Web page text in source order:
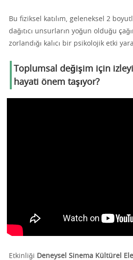
Bu fiziksel katılım, geleneksel 2
dağıtıcı unsurların yoğun olduğu
zorlandığı kalıcı bir psikolojik etki
Toplumsal değişim için
hayati önem taşıyor?
Etkinliği Deneysel Sinema Kültürel